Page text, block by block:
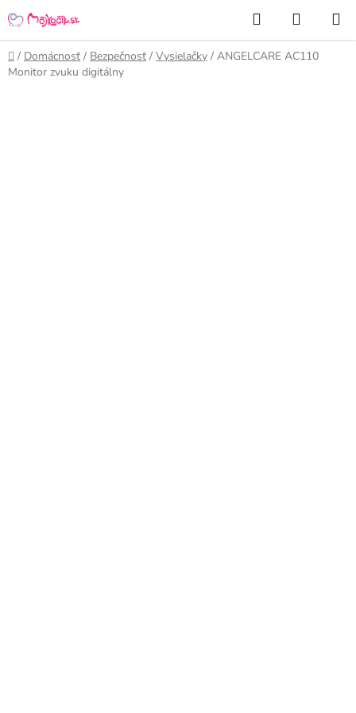
na
obsah
Hľadať
KOŠÍK
Domov
/ Domácnosť / Bezpečnosť / Vysielačky / ANGELCARE AC110
Monitor zvuku digitálny